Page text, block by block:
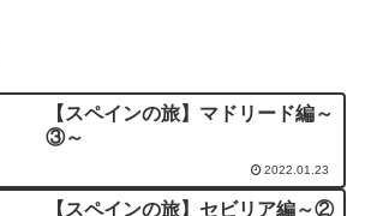
【スペインの旅】マドリード編～
③～
2022.01.23
【スペインの旅】セビリア編～②